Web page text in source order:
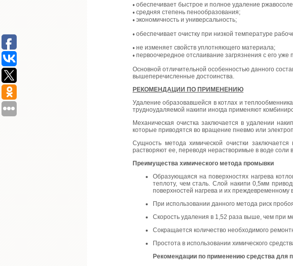
• обеспечивает быстрое и полное удаление
• средняя степень пенообразования;
• экономичность и универсальность;
• обеспечивает очистку при низкой температуре
• не изменяет свойств уплотняющего материала;
• первоочередное отслаивание загрязнения с его
Основной отличительной особенностью данного
вышеперечисленные достоинства.
РЕКОМЕНДАЦИИ ПО ПРИМЕНЕНИЮ
Удаление образовавшейся в котлах и
трудноудаляемой накипи иногда применяют
Механическая очистка заключается в удалении
которые приводятся во вращение пневмо или
Сущность метода химической очистки
растворяют ее, переводя нерастворимые в воде соли
Преимущества химического метода промывки
Образующаяся на поверхностях нагрева
теплоту, чем сталь. Слой накипи 0,5мм
поверхностей нагрева и их преждевременному
При использовании данного метода риск
Скорость удаления в 1,52 раза выше, чем при
Сокращается количество необходимого
Простота в использовании химического
Рекомендации по применению средства для